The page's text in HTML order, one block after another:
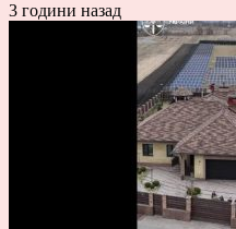
3 години назад